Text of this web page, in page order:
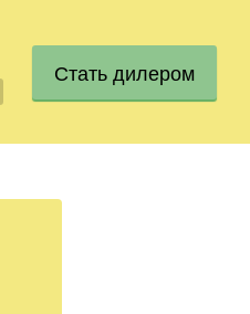
Стать дилером